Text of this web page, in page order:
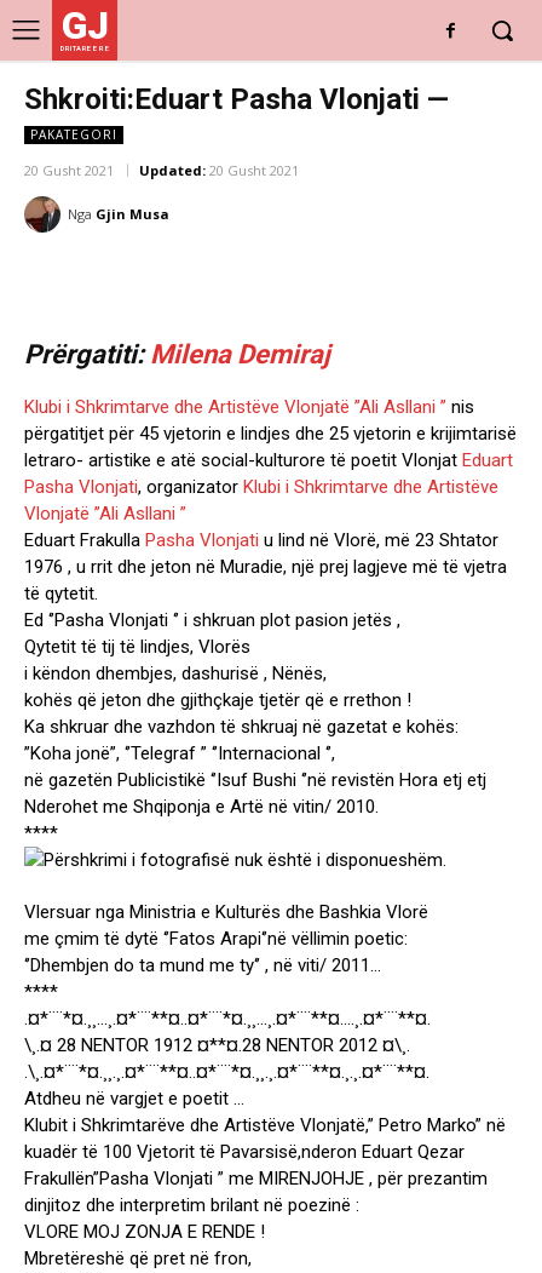
GJ
DRITARE E RE
Shkroiti:Eduart Pasha Vlonjati —
PAKATEGORI
20 Gusht 2021 Updated: 20 Gusht 2021
Nga Gjin Musa
Prërgatiti:Milena Demiraj
Klubi i Shkrimtarve dhe Artistëve Vlonjatë ”Ali Asllani ” nis
përgatitjet për 45 vjetorin e lindjes dhe 25 vjetorin e krijimtarisë
letraro- artistike e atë social-kulturore të poetit Vlonjat Eduart
Pasha Vlonjati, organizator Klubi i Shkrimtarve dhe Artistëve
Vlonjatë ”Ali Asllani ”
Eduart Frakulla Pasha Vlonjati u lind në Vlorë, më 23 Shtator
1976 , u rrit dhe jeton në Muradie, një prej lagjeve më të vjetra
të qytetit.
Ed ‘’Pasha Vlonjati ‘’ i shkruan plot pasion jetës ,
Qytetit të tij të lindjes, Vlorës
i këndon dhembjes, dashurisë , Nënës,
kohës që jeton dhe gjithçkaje tjetër që e rrethon !
Ka shkruar dhe vazhdon të shkruaj në gazetat e kohës:
”Koha jonë”, ‘’Telegraf ” ‘’Internacional ‘’,
në gazetën Publicistikë ‘’Isuf Bushi ‘’në revistën Hora etj etj
Nderohet me Shqiponja e Artë në vitin/ 2010.
****
Vlersuar nga Ministria e Kulturës dhe Bashkia Vlorë
me çmim të dytë ‘’Fatos Arapi‘’në vëllimin poetic:
‘’Dhembjen do ta mund me ty‘’ , në viti/ 2011…
****
.¤*¨¨*¤.¸¸…¸.¤*¨¨**¤..¤*¨¨*¤.¸¸…¸.¤*¨¨**¤….¸.¤*¨¨**¤.
\¸.¤ 28 NENTOR 1912 ¤**¤.28 NENTOR 2012 ¤\¸.
.\¸.¤*¨¨*¤.¸¸.¸.¤*¨¨**¤..¤*¨¨*¤.¸¸.¸.¤*¨¨**¤.¸.¸.¤*¨¨**¤.
Atdheu në vargjet e poetit …
Klubit i Shkrimtarëve dhe Artistëve Vlonjatë,” Petro Marko” në
kuadër të 100 Vjetorit të Pavarsisë,nderon Eduart Qezar
Frakullën”Pasha Vlonjati ” me MIRENJOHJE , për prezantim
dinjitoz dhe interpretim brilant në poezinë :
VLORE MOJ ZONJA E RENDE !
Mbretëreshë që pret në fron,